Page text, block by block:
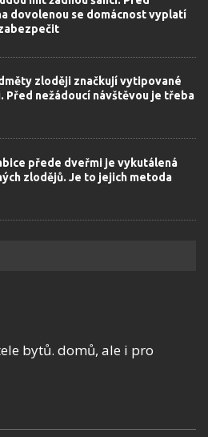
dovolenou se domácnost vyplatí
zloději značkují vytipované
Před nežádoucí návštěvou je třeba
přede dveřmi je vykutálená
zlodějů. Je to jejich metoda
bytů. domů, ale i pro